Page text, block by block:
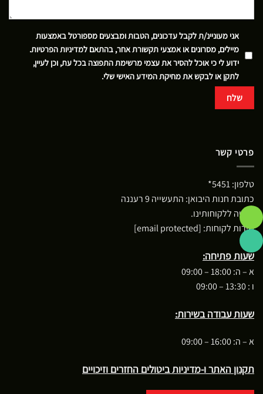
אני מעוניינ/ת לקבל עדכונים, הטבות ומבצעים מספורטל באמצעות
מיילים, מסרונים או אמצעי תקשורת אחר, בהתאם למדיניות הפרטיות.
ידוע לי כי אוכל להסיר את עצמי מרשימת התפוצה בכל עת, וכן לעיין,
לתקן או לבקש את מחיקת המידע האישי שלי.
פרטי קשר
טלפון:5451*
כתובת חנות היבואן: התעשייה 9 רעננה
*חניה ללקוחותינו.
שירות לקוחות: [email protected]
שעות פתיחה:
א – ה: 18:00 – 09:00
ו : 13:30 – 09:00
שעות עבודה בשירות:
א – ה: 16:00 – 09:00
תקנון האתר ו-מדיניות ביטולים החזרים וזיכויים